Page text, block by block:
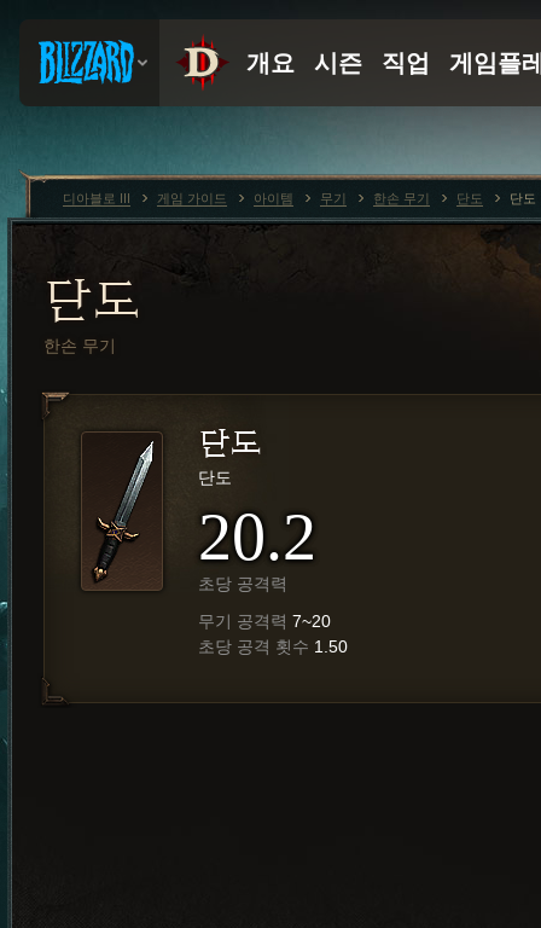
단도
한손 무기
단도
단도
20.2
초당 공격력
무기 공격력 7~20
초당 공격 횟수 1.50
디아블로 III 게임 가이드 아이템 무기 한손 무기 단도 단도